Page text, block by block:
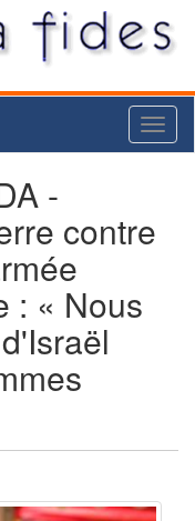
-
contre
: « Nous